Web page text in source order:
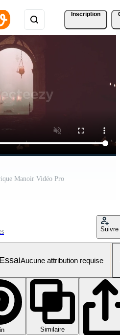
Inscription
Manoir Vidéo Pro
Suivre
Aucune attribution requise
Similaire